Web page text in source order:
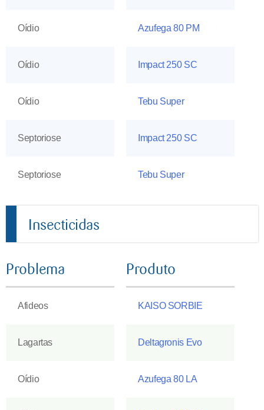
Oídio Azufega 80 PM
Oídio Impact 250 SC
Oídio Tebu Super
Septoriose Impact 250 SC
Septoriose Tebu Super
Insecticidas
Problema Produto
Afideos KAISO SORBIE
Lagartas Deltagronis Evo
Oídio Azufega 80 LA